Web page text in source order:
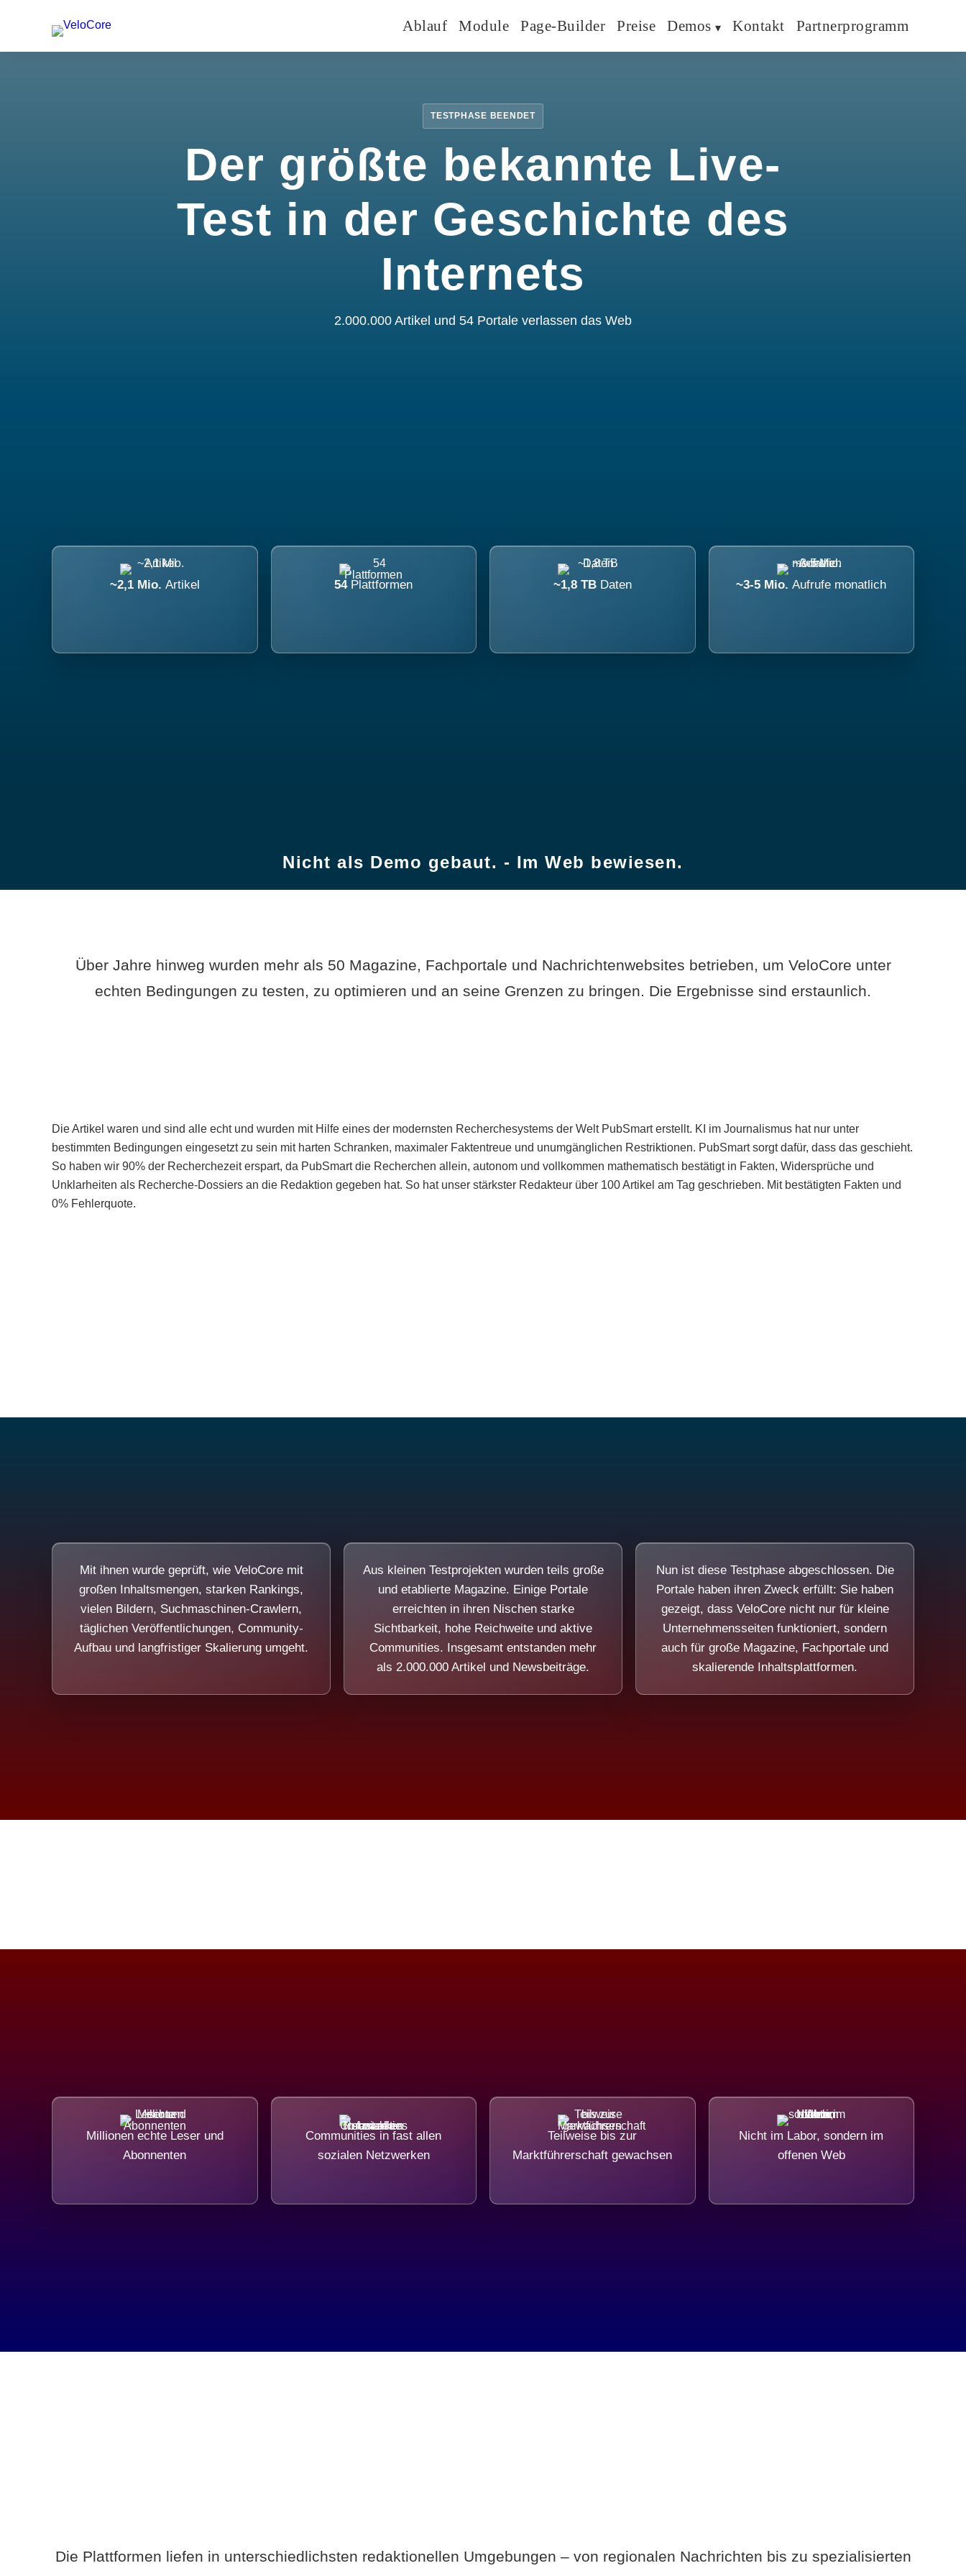
Ablauf Module Page-Builder Preise Demos Kontakt Partnerprogramm
TESTPHASE BEENDET
Der größte bekannte Live-
Test in der Geschichte des
Internets
2.000.000 Artikel und 54 Portale verlassen das Web
~2,1 Mio. Artikel 54 Plattformen ~1,8 TB Daten ~3-5 Mio.Aufrufe monatlich
Nicht als Demo gebaut. - Im Web bewiesen.
Über Jahre hinweg wurden mehr als 50 Magazine, Fachportale und Nachrichtenwebsites betrieben, um VeloCore unter
echten Bedingungen zu testen, zu optimieren und an seine Grenzen zu bringen. Die Ergebnisse sind erstaunlich.
Die Artikel waren und sind alle echt und wurden mit Hilfe eines der modernsten Recherchesystems der Welt PubSmart erstellt. KI im Journalismus hat nur unter
bestimmten Bedingungen eingesetzt zu sein mit harten Schranken, maximaler Faktentreue und unumgänglichen Restriktionen. PubSmart sorgt dafür, dass das geschieht.
So haben wir 90% der Recherchezeit erspart, da PubSmart die Recherchen allein, autonom und vollkommen mathematisch bestätigt in Fakten, Widersprüche und
Unklarheiten als Recherche-Dossiers an die Redaktion gegeben hat. So hat unser stärkster Redakteur über 100 Artikel am Tag geschrieben. Mit bestätigten Fakten und
0% Fehlerquote.
Mit ihnen wurde geprüft, wie VeloCore mit
großen Inhaltsmengen, starken Rankings,
vielen Bildern, Suchmaschinen-Crawlern,
täglichen Veröffentlichungen, Community-
Aufbau und langfristiger Skalierung umgeht.
Aus kleinen Testprojekten wurden teils große
und etablierte Magazine. Einige Portale
erreichten in ihren Nischen starke
Sichtbarkeit, hohe Reichweite und aktive
Communities. Insgesamt entstanden mehr
als 2.000.000 Artikel und Newsbeiträge.
Nun ist diese Testphase abgeschlossen. Die
Portale haben ihren Zweck erfüllt: Sie haben
gezeigt, dass VeloCore nicht nur für kleine
Unternehmensseiten funktioniert, sondern
auch für große Magazine, Fachportale und
skalierende Inhaltsplattformen.
Millionen echte Leser und
Abonnenten
Communities in fast allen
sozialen Netzwerken
Teilweise bis zur
Marktführerschaft gewachsen
Nicht im Labor, sondern im
offenen Web
Die Plattformen liefen in unterschiedlichsten redaktionellen Umgebungen – von regionalen Nachrichten bis zu spezialisierten